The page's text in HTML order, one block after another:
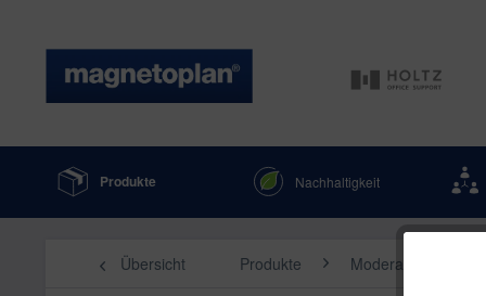
Produkte Nachhaltigkeit
Übersicht Produkte Moderation